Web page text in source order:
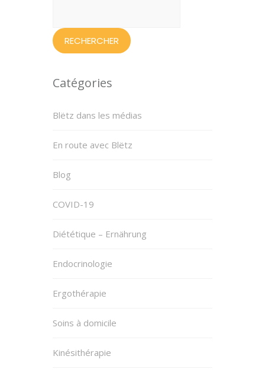
Catégories
Blëtz dans les médias
En route avec Blëtz
Blog
COVID-19
Diététique – Ernährung
Endocrinologie
Ergothérapie
Soins à domicile
Kinésithérapie